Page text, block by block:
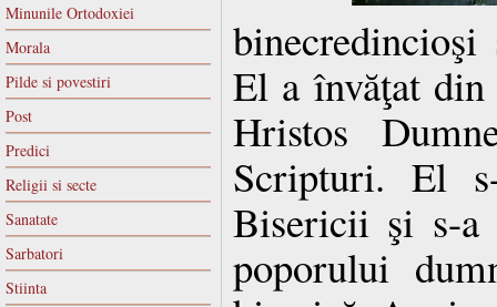
Minunile Ortodoxiei
Morala
Pilde si povestiri
Post
Predici
Religii si secte
Sanatate
Sarbatori
Stiinta
El a învăţat din
Hristos
Scripturi. El
Bisericii şi s-a
poporului